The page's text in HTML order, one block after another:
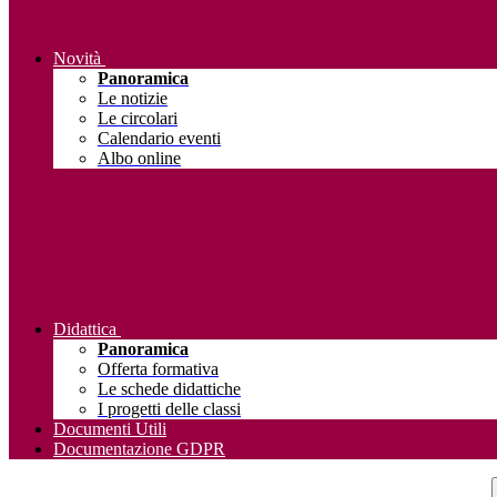
Novità
Panoramica
Le notizie
Le circolari
Calendario eventi
Albo online
Didattica
Panoramica
Offerta formativa
Le schede didattiche
I progetti delle classi
Documenti Utili
Documentazione GDPR